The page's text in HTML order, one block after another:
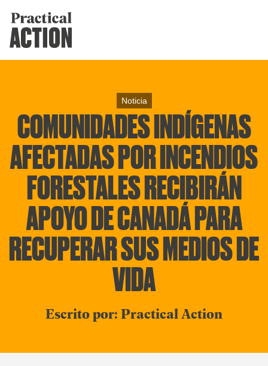
Noticia
COMUNIDADES INDÍGENAS
AFECTADAS POR INCENDIOS
FORESTALES RECIBIRÁN
APOYO DE CANADÁ PARA
RECUPERAR SUS MEDIOS DE
VIDA
Escrito por: Practical Action